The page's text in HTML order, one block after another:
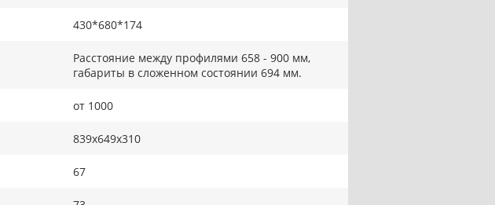
430*680*174
Расстояние между профилями 658 - 900 мм,
габариты в сложенном состоянии 694 мм.
от 1000
839x649x310
67